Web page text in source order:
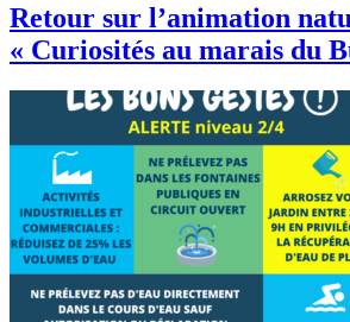
Retour sur l’animation
« Curiosités au marais du